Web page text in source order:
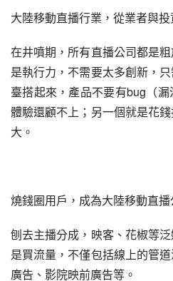
大陸移動直播行業，從業者與投
在井噴期，所有直播公司都是
是執行力，不需要太多創新，
臺搭起來，產品不要有bug（
體驗還顧不上；另一個就是花
大。
燒錢圈用戶，成為大陸移動直
刨去主播分成，映客、花椒等
是買流量，不僅包括線上的管
廣告、影院映前廣告等。